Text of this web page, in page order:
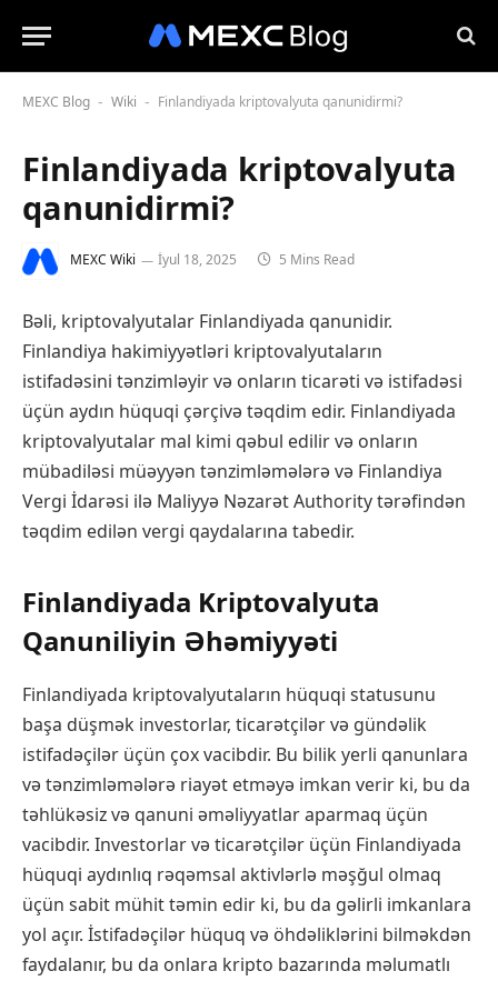
MEXC Blog - Wiki - Finlandiyada kriptovalyuta qanunidirmi?
Finlandiyada kriptovalyuta
qanunidirmi?
MEXC Wiki İyul 18, 2025 5 Mins Read
Bəli, kriptovalyutalar Finlandiyada qanunidir.
Finlandiya hakimiyyətləri kriptovalyutaların
istifadəsini tənzimləyir və onların ticarəti və istifadəsi
üçün aydın hüquqi çərçivə təqdim edir. Finlandiyada
kriptovalyutalar mal kimi qəbul edilir və onların
mübadiləsi müəyyən tənzimləmələrə və Finlandiya
Vergi İdarəsi ilə Maliyyə Nəzarət Authority tərəfindən
təqdim edilən vergi qaydalarına tabedir.
Finlandiyada Kriptovalyuta
Qanuniliyin Əhəmiyyəti
Finlandiyada kriptovalyutaların hüquqi statusunu
başa düşmək investorlar, ticarətçilər və gündəlik
istifadəçilər üçün çox vacibdir. Bu bilik yerli qanunlara
və tənzimləmələrə riayət etməyə imkan verir ki, bu da
təhlükəsiz və qanuni əməliyyatlar aparmaq üçün
vacibdir. Investorlar və ticarətçilər üçün Finlandiyada
hüquqi aydınlıq rəqəmsal aktivlərlə məşğul olmaq
üçün sabit mühit təmin edir ki, bu da gəlirli imkanlara
yol açır. İstifadəçilər hüquq və öhdəliklərini bilməkdən
faydalanır, bu da onlara kripto bazarında məlumatlı